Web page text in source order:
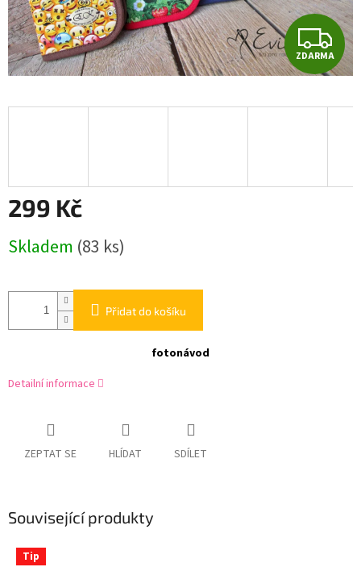
Z
D
A
ZDARMA
299 Kč
cena:
Skladem (83 ks)
Přidat do košíku
fotonávod
Detailní informace
ZEPTAT SE HLÍDAT SDÍLET
Související produkty
Tip